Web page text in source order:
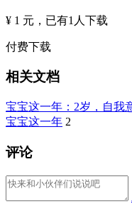
¥ 1 元 ，已有1 人下载
付费下载
相关文档
宝宝这一年：2岁，自我
宝宝这一年 2
评论